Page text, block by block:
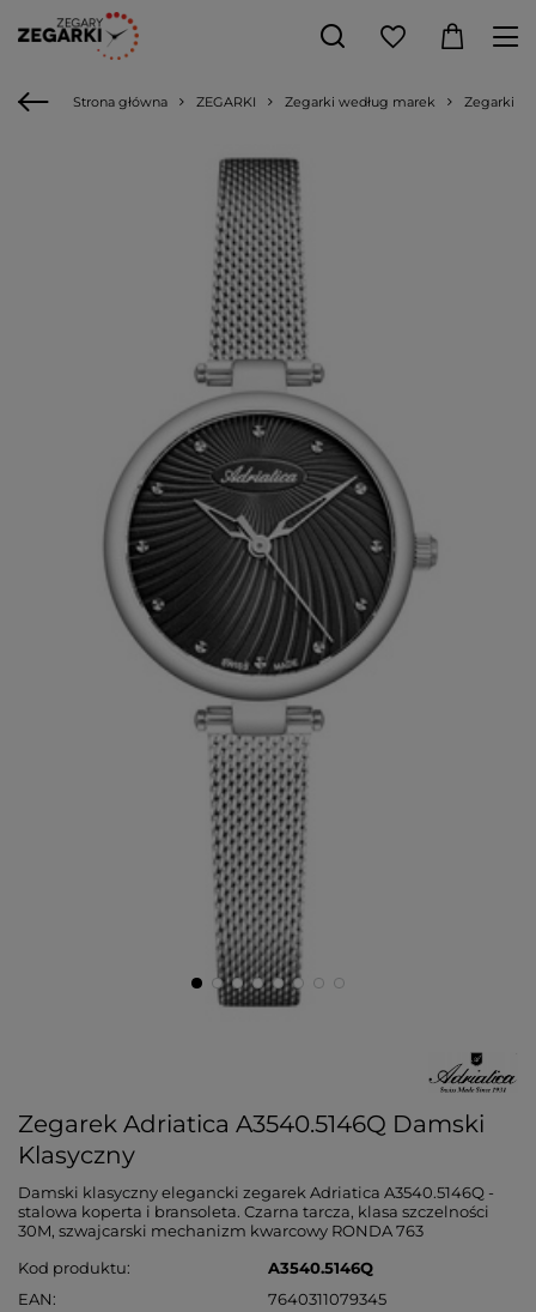
Strona główna ZEGARKI Zegarki według marek Zegarki
Zegarek Adriatica A3540.5146Q Damski
Klasyczny
Damski klasyczny elegancki zegarek Adriatica A3540.5146Q -
stalowa koperta i bransoleta. Czarna tarcza, klasa szczelności
30M, szwajcarski mechanizm kwarcowy RONDA 763
Kod produktu
A3540.5146Q
EAN
7640311079345